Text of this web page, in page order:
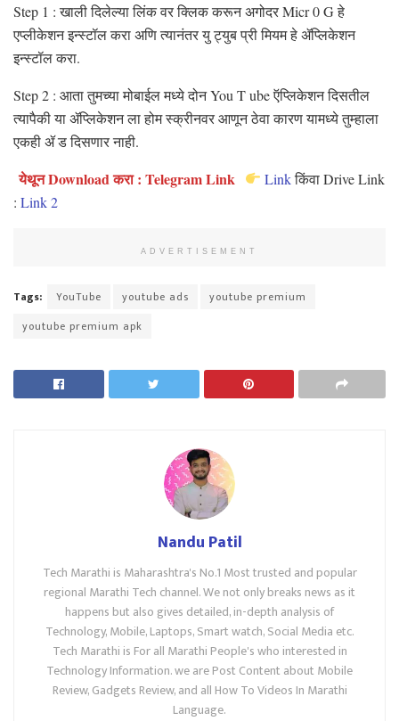
Step 1 : खाली दिलेल्या लिंक वर क्लिक करून अगोदर Micr 0 G हे
एप्लीकेशन इन्स्टॉल करा अणि त्यानंतर यु ट्युब प्री मियम हे ॲप्लिकेशन
इन्स्टॉल करा.
Step 2 : आता तुमच्या मोबाईल मध्ये दोन You T ube ऍप्लिकेशन दिसतील
त्यापैकी या ॲप्लिकेशन ला होम स्क्रीनवर आणून ठेवा कारण यामध्ये तुम्हाला
एकही ॲ ड दिसणार नाही.
येथून Download करा : Telegram Link Linkकिंवा Drive Link
: Link 2
ADVERTISEMENT
Tags: YouTube youtube ads
youtube premium
youtube premium apk
Nandu Patil
Tech Marathi is Maharashtra's No.1 Most trusted and popular
regional Marathi Tech channel. We not only breaks news as it
happens but also gives detailed, in-depth analysis of
Technology, Mobile, Laptops, Smart watch, Social Media etc.
Tech Marathi is For all Marathi People's who interested in
Technology Information. we are Post Content about Mobile
Review, Gadgets Review, and all How To Videos In Marathi
Language.